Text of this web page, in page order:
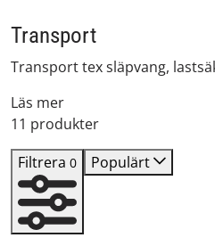
Transport
Transport tex släpvang,
Läs mer
11 produkter
Filtrera 0 Populärt